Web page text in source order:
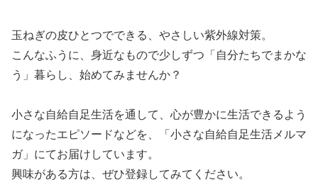
玉ねぎの皮ひとつでできる、やさしい紫外線対策。
こんなふうに、身近なもので少しずつ「自分たちでまかな
う」暮らし、始めてみませんか？
小さな自給自足生活を通して、心が豊かに生活できるよう
になったエピソードなどを、「小さな自給自足生活メルマ
ガ」にてお届けしています。
興味がある方は、ぜひ登録してみてください。